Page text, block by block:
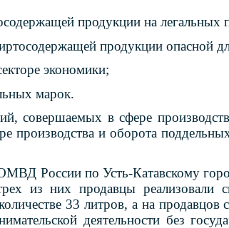
продукции на
продукции опасной
экономики;
марок.
совершаемых в сфере
производства и оборота
России по Усть-Катавскому
из них продавцы реализовали
33 литров, а на продавцов
деятельности без